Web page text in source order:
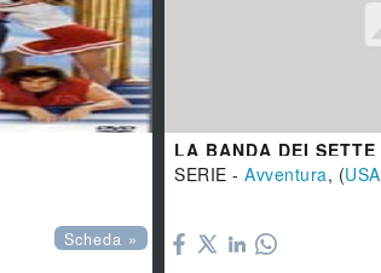
Scheda »
LA BANDA DEI SETTE
SERIE - Avventura, (USA